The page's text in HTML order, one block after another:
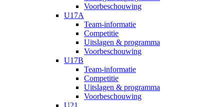
Voorbeschouwing
U17A
Team-informatie
Competitie
Uitslagen & programma
Voorbeschouwing
U17B
Team-informatie
Competitie
Uitslagen & programma
Voorbeschouwing
U21